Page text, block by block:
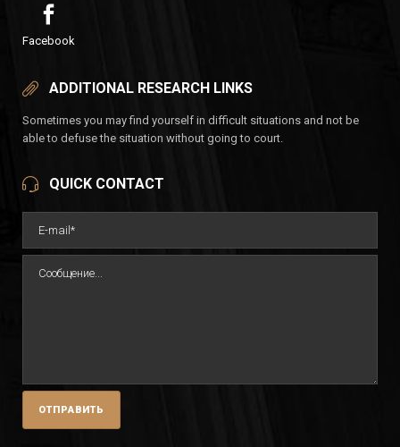
Facebook
ADDITIONAL RESEARCH LINKS
Sometimes you may find yourself in difficult situations and not be
able to defuse the situation without going to court.
QUICK CONTACT